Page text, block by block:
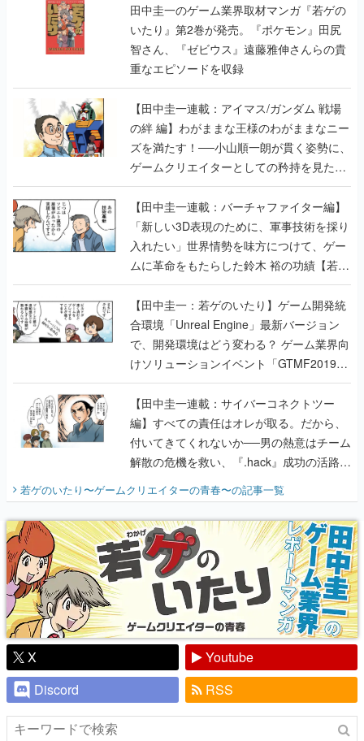
田中圭一のゲーム業界取材マンガ『若ゲの
いたり』第2巻が発売。『ポケモン』田尻
智さん、『ゼビウス』遠藤雅伸さんらの貴
重なエピソードを収録
【田中圭一連載：アイマス/ガンダム 戦場
の絆 編】わがままな王様のわがままなニー
ズを満たす！──小山順一朗が貫く姿勢に、
ゲームクリエイターとしての矜持を見た
【若ゲのいたり最終回】
【田中圭一連載：バーチャファイター編】
「新しい3D表現のために、軍事技術を採り
入れたい」世界情勢を味方につけて、ゲー
ムに革命をもたらした鈴木 裕の功績【若ゲ
のいたり】
【田中圭一：若ゲのいたり】ゲーム開発統
合環境「Unreal Engine」最新バージョン
で、開発環境はどう変わる？ ゲーム業界向
けソリューションイベント「GTMF2019」
に行って、より理解を深めよう【PR】
【田中圭一連載：サイバーコネクトツー
編】すべての責任はオレが取る。だから、
付いてきてくれないか──男の熱意はチーム
解散の危機を救い、『.hack』成功の活路を
『少年ジャンプ』色だった【若ゲのいた
り】
若ゲのいたり〜ゲームクリエイターの青春〜の記事一覧
X
Youtube
Discord
RSS